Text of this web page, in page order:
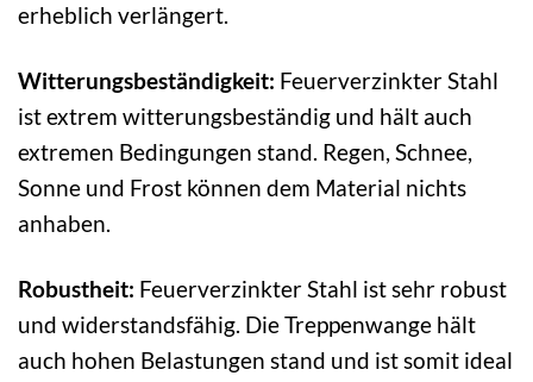
erheblich verlängert.
Witterungsbeständigkeit: Feuerverzinkter Stahl
ist extrem witterungsbeständig und hält auch
extremen Bedingungen stand. Regen, Schnee,
Sonne und Frost können dem Material nichts
anhaben.
Robustheit: Feuerverzinkter Stahl ist sehr robust
und widerstandsfähig. Die Treppenwange hält
auch hohen Belastungen stand und ist somit ideal